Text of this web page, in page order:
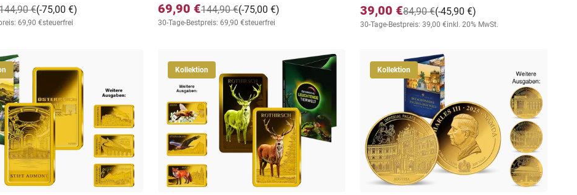
(-75,00 €)
€
69,90 €steuerfrei
69,90 € (-75,00 €)
144,90 €
30-Tage-Bestpreis: 69,90 €steuerfrei
39,00 € (-45,90 €)
84,90 €
30-Tage-Bestpreis: 39,00 €inkl. 20% MwSt.
Kollektion Kollektion